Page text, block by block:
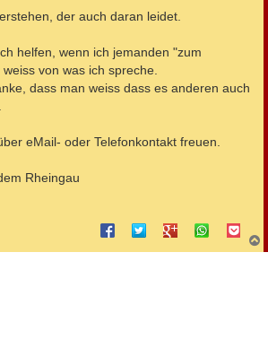
der auch daran leidet.
helfen, wenn ich jemanden "zum
von was ich spreche.
dass man weiss dass es anderen auch
eMail- oder Telefonkontakt freuen.
Rheingau
a